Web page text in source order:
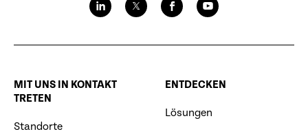
MIT UNS IN KONTAKT
TRETEN
Standorte
ENTDECKEN
Lösungen